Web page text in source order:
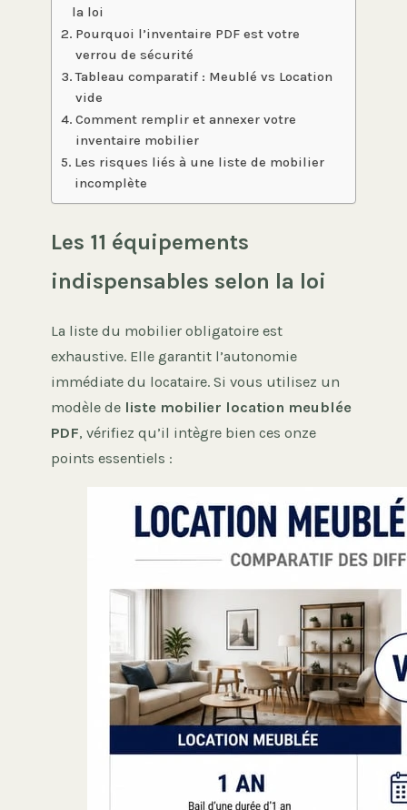
la loi
Pourquoi l’inventaire PDF est votre
verrou de sécurité
Tableau comparatif : Meublé vs Location
vide
Comment remplir et annexer votre
inventaire mobilier
Les risques liés à une liste de mobilier
incomplète
Les 11 équipements
indispensables selon la loi
La liste du mobilier obligatoire est
exhaustive. Elle garantit l’autonomie
immédiate du locataire. Si vous utilisez un
modèle de liste mobilier location meublée
PDF, vérifiez qu’il intègre bien ces onze
points essentiels :